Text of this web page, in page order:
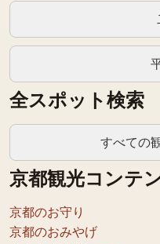
全スポット検索
すべての
京都観光コンテ
京都のお守り
京都のおみやげ